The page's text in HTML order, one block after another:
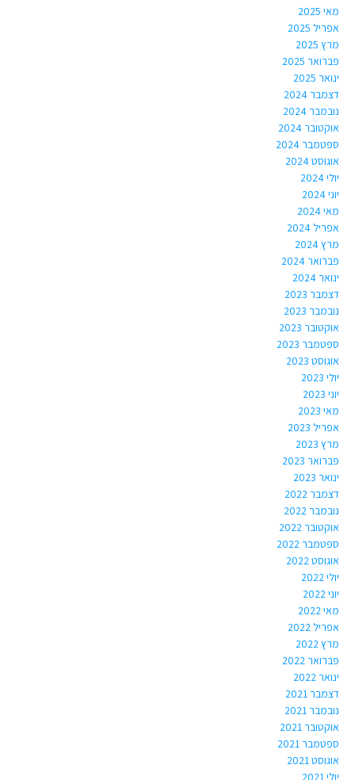
מאי 2025
אפריל 2025
מרץ 2025
פברואר 2025
ינואר 2025
דצמבר 2024
נובמבר 2024
אוקטובר 2024
ספטמבר 2024
אוגוסט 2024
יולי 2024
יוני 2024
מאי 2024
אפריל 2024
מרץ 2024
פברואר 2024
ינואר 2024
דצמבר 2023
נובמבר 2023
אוקטובר 2023
ספטמבר 2023
אוגוסט 2023
יולי 2023
יוני 2023
מאי 2023
אפריל 2023
מרץ 2023
פברואר 2023
ינואר 2023
דצמבר 2022
נובמבר 2022
אוקטובר 2022
ספטמבר 2022
אוגוסט 2022
יולי 2022
יוני 2022
מאי 2022
אפריל 2022
מרץ 2022
פברואר 2022
ינואר 2022
דצמבר 2021
נובמבר 2021
אוקטובר 2021
ספטמבר 2021
אוגוסט 2021
יולי 2021